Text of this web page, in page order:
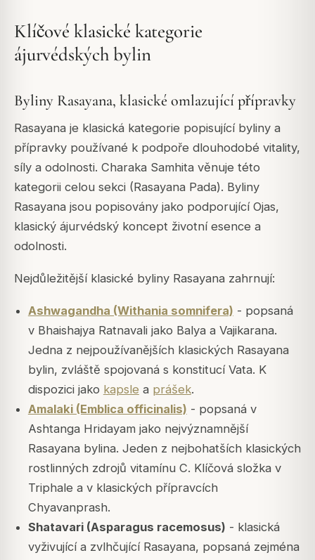
Klíčové klasické kategorie
ájurvédských bylin
Byliny Rasayana, klasické omlazující přípravky
Rasayana je klasická kategorie popisující byliny a
přípravky používané k podpoře dlouhodobé vitality,
síly a odolnosti. Charaka Samhita věnuje této
kategorii celou sekci (Rasayana Pada). Byliny
Rasayana jsou popisovány jako podporující Ojas,
klasický ájurvédský koncept životní esence a
odolnosti.
Nejdůležitější klasické byliny Rasayana zahrnují:
Ashwagandha (Withania somnifera) - popsaná
v Bhaishajya Ratnavali jako Balya a Vajikarana.
Jedna z nejpoužívanějších klasických Rasayana
bylin, zvláště spojovaná s konstitucí Vata. K
dispozici jako kapsle a prášek.
Amalaki (Emblica officinalis) - popsaná v
Ashtanga Hridayam jako nejvýznamnější
Rasayana bylina. Jeden z nejbohatších klasických
rostlinných zdrojů vitamínu C. Klíčová složka v
Triphale a v klasických přípravcích
Chyavanprash.
Shatavari (Asparagus racemosus) - klasická
vyživující a zvlhčující Rasayana, popsaná zejména